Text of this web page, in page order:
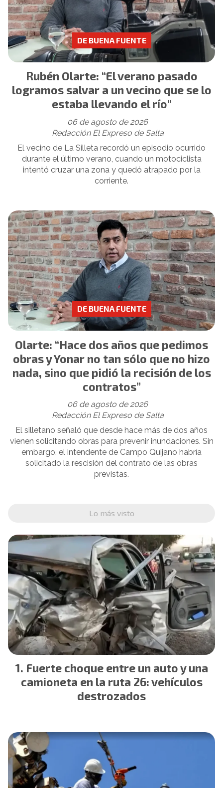
Rubén Olarte: “El verano pasado
logramos salvar a un vecino que se lo
estaba llevando el río”
Redacción El Expreso de Salta
DE BUENA FUENTE
06 de agosto de 2026
El vecino de La Silleta recordó un episodio ocurrido
durante el último verano, cuando un motociclista
intentó cruzar una zona y quedó atrapado por la
corriente.
Olarte: “Hace dos años que pedimos
obras y Yonar no tan sólo que no hizo
nada, sino que pidió la recisión de los
contratos”
Redacción El Expreso de Salta
DE BUENA FUENTE
06 de agosto de 2026
El silletano señaló que desde hace más de dos años
vienen solicitando obras para prevenir inundaciones. Sin
embargo, el intendente de Campo Quijano habría
solicitado la rescisión del contrato de las obras
previstas.
Lo más visto
Fuerte choque entre un auto y una
camioneta en la ruta 26: vehículos
destrozados